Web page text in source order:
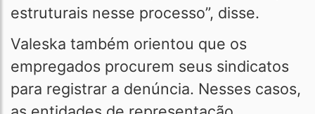
estruturais nesse processo”, disse.
Valeska também orientou que os
empregados procurem seus sindicatos
para registrar a denúncia. Nesses casos,